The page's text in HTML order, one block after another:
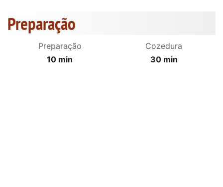
Preparação
Preparação
10 min
Cozedura
30 min